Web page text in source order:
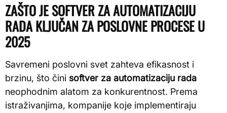
ZAŠTO JE SOFTVER ZA AUTOMATIZACIJU
RADA KLJUČAN ZA POSLOVNE PROCESE U
2025
Savremeni poslovni svet zahteva efikasnost i
brzinu, što čini softver za automatizaciju rada
neophodnim alatom za konkurentnost. Prema
istraživanjima, kompanije koje implementiraju